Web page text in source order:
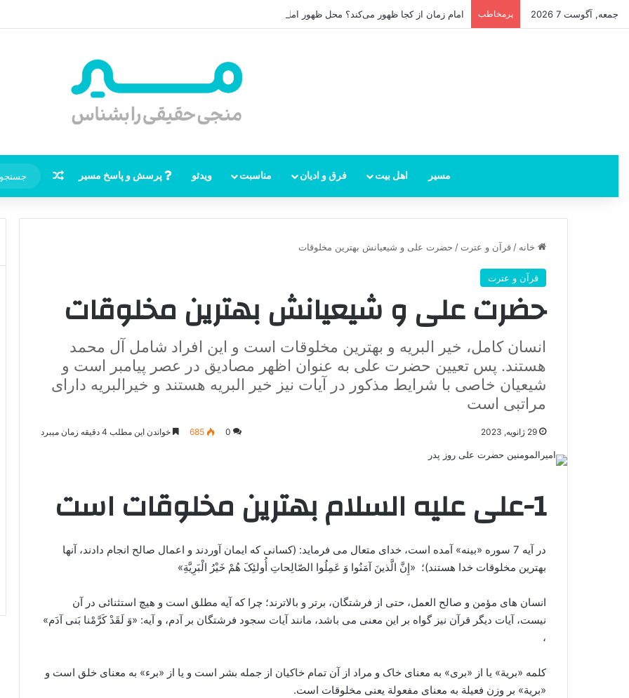
جمعه, آگوست 7 2026 پرمخاطب امام زمان از کجا ظهور می‌کند؟ محل ظهور امام زمان، نقشه راه ظهور از مکه تا پایتختی کوفه
مسیر اهل بیت فرق و ادیان مناسبت ویدئو پرسش و پاسخ مسیر نوشته
خانه / قرآن و عترت / حضرت علی و شیعیانش بهترین مخلوقات
قرآن و عترت
حضرت علی و شیعیانش بهترین مخلوقات
انسان کامل، خیر البریه و بهترین مخلوقات است و این افراد شامل آل محمد
هستند. پس تعیین حضرت علی به عنوان اظهر مصادیق در عصر پیامبر است و
شیعیان خاصی با شرایط مذکور در آیات نیز خیر البریه هستند و خیرالبریه دارای
مراتبی است
29 ژانویه, 2023 0
685 خواندن این مطلب 4 دقیقه زمان میبرد
1-علی علیه السلام بهترین مخلوقات است
در آیه 7 سوره «بینه» آمده است، خداى متعال مى فرماید: (کسانی که ایمان آوردند و اعمال صالح انجام دادند، آنها
بهترین مخلوقات خدا هستند)؛ «إِنَّ الَّذینَ آمَنُوا وَ عَمِلُوا الصّالِحاتِ أُولئِکَ هُمْ خَیْرُ الْبَرِیَّةِ»
انسان هاى مؤمن و صالح العمل، حتى از فرشتگان، برتر و بالاترند؛ چرا که آیه مطلق است و هیچ استثنائی در آن
نیست، آیات دیگر قرآن نیز گواه بر این معنی مى باشد، مانند آیات سجود فرشتگان بر آدم، و آیه: «وَ لَقَدْ کَرَّمْنا بَنی آدَم»
،
کلمه «بریة» یا از «بری» به معنای خاک و مراد از آن تمام خاکیان از جمله بشر است و یا از «برء» به معنای خلق است و
«بریة» بر وزن فعیلة به معنای مفعولة یعنی مخلوقات است.